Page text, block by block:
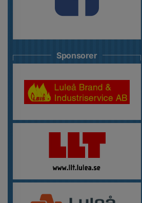
Sponsorer